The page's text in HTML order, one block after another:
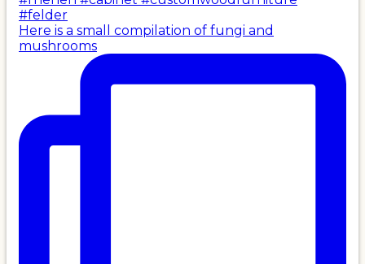
Here is a small compilation of fungi and
mushrooms